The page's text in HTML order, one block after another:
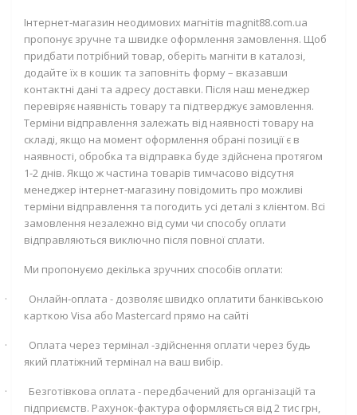
Інтернет-магазин неодимових магнітів magnit88.com.ua
пропонує зручне та швидке оформлення замовлення. Щоб
придбати потрібний товар, оберіть магніти в каталозі,
додайте їх в кошик та заповніть форму – вказавши
контактні дані та адресу доставки. Після наш менеджер
перевіряє наявність товару та підтверджує замовлення.
Терміни відправлення залежать від наявності товару на
складі, якщо на момент оформлення обрані позиції є в
наявності, обробка та відправка буде здійснена протягом
1-2 днів. Якщо ж частина товарів тимчасово відсутня
менеджер інтернет-магазину повідомить про можливі
терміни відправлення та погодить усі деталі з клієнтом. Всі
замовлення незалежно від суми чи способу оплати
відправляються виключно після повної сплати.
Ми пропонуємо декілька зручних способів оплати:
·
Онлайн-оплата - дозволяє швидко оплатити банківською
карткою Visa або Mastercard прямо на сайті
·
Оплата через термінал -здійснення оплати через будь
який платіжний термінал на ваш вибір.
·
Безготівкова оплата - передбачений для організацій та
підприємств. Рахунок-фактура оформляється від 2 тис грн,